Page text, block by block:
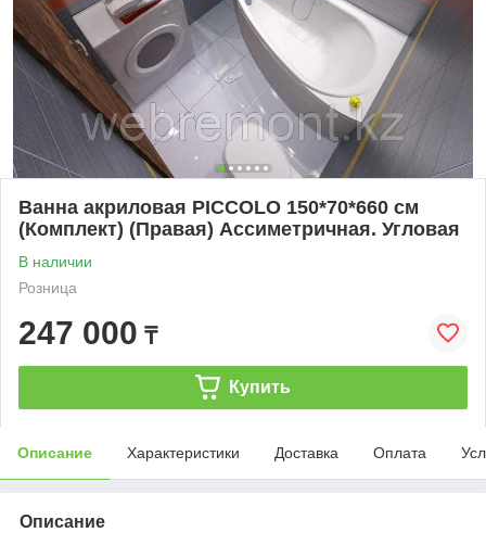
Ванна акриловая PICCOLO 150*70*660 см
(Комплект) (Правая) Ассиметричная. Угловая
В наличии
Розница
247 000 ₸
Купить
Описание Характеристики Доставка Оплата
Описание